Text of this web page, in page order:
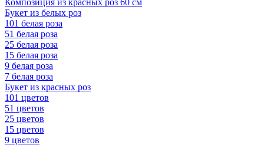
Композиция из красных роз 60 см
Букет из белых роз
101 белая роза
51 белая роза
25 белая роза
15 белая роза
9 белая роза
7 белая роза
Букет из красных роз
101 цветов
51 цветов
25 цветов
15 цветов
9 цветов